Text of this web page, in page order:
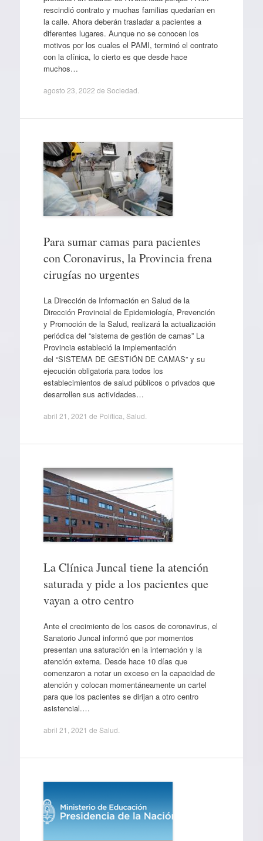
rescindió contrato y muchas familias quedarían en
la calle. Ahora deberán trasladar a pacientes a
diferentes lugares. Aunque no se conocen los
motivos por los cuales el PAMI, terminó el contrato
con la clínica, lo cierto es que desde hace
muchos…
agosto 23, 2022 de Sociedad
Para sumar camas para pacientes
con Coronavirus, la Provincia frena
cirugías no urgentes
La Dirección de Información en Salud de la
Dirección Provincial de Epidemiología, Prevención
y Promoción de la Salud, realizará la actualización
periódica del “sistema de gestión de camas” La
Provincia estableció la implementación
del “SISTEMA DE GESTIÓN DE CAMAS” y su
ejecución obligatoria para todos los
establecimientos de salud públicos o privados que
desarrollen sus actividades…
abril 21, 2021 de Política Salud
La Clínica Juncal tiene la atención
saturada y pide a los pacientes que
vayan a otro centro
Ante el crecimiento de los casos de coronavirus, el
Sanatorio Juncal informó que por momentos
presentan una saturación en la internación y la
atención externa. Desde hace 10 días que
comenzaron a notar un exceso en la capacidad de
atención y colocan momentáneamente un cartel
para que los pacientes se dirijan a otro centro
asistencial.…
abril 21, 2021 de Salud